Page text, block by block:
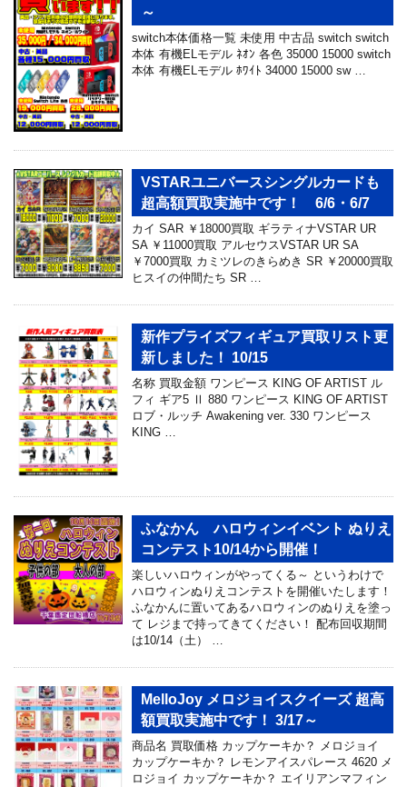
～
switch本体価格一覧 未使用 中古品 switch switch
本体 有機ELモデル ﾈｵﾝ 各色 35000 15000 switch
本体 有機ELモデル ﾎﾜｲﾄ 34000 15000 sw …
VSTARユニバースシングルカードも
超高額買取実施中です！ 6/6・6/7
カイ SAR ￥18000買取 ギラティナVSTAR UR
SA ￥11000買取 アルセウスVSTAR UR SA
￥7000買取 カミツレのきらめき SR ￥20000買取
ヒスイの仲間たち SR …
新作プライズフィギュア買取リスト更
新しました！ 10/15
名称 買取金額 ワンピース KING OF ARTIST ル
フィ ギア5 Ⅱ 880 ワンピース KING OF ARTIST
ロブ・ルッチ Awakening ver. 330 ワンピース
KING …
ふなかん ハロウィンイベント ぬりえ
コンテスト10/14から開催！
楽しいハロウィンがやってくる～ というわけで
ハロウィンぬりえコンテストを開催いたします！
ふなかんに置いてあるハロウィンのぬりえを塗っ
て レジまで持ってきてください！ 配布回収期間
は10/14（土） …
MelloJoy メロジョイスクイーズ 超高
額買取実施中です！ 3/17～
商品名 買取価格 カップケーキか？ メロジョイ
カップケーキか？ レモンアイスパレース 4620 メ
ロジョイ カップケーキか？ エイリアンマフィン